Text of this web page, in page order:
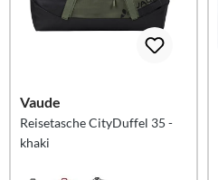
Vaude
Reisetasche CityDuffel 35 -
khaki